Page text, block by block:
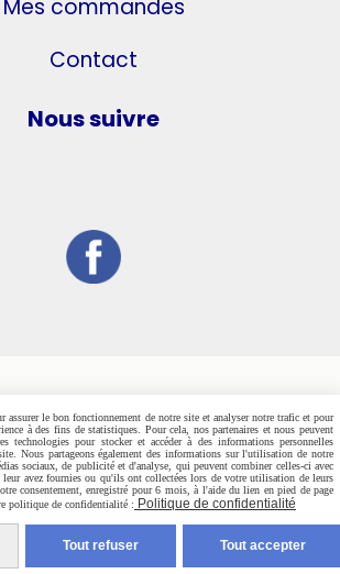
Mes commandes
Contact
Nous suivre
assurer le bon fonctionnement de notre site et analyser notre trafic et pour
à des fins de statistiques. Pour cela, nos partenaires et nous peuvent
technologies pour stocker et accéder à des informations personnelles
Nous partageons également des informations sur l'utilisation de notre
sociaux, de publicité et d'analyse, qui peuvent combiner celles-ci avec
avez fournies ou qu'ils ont collectées lors de votre utilisation de leurs
consentement, enregistré pour 6 mois, à l'aide du lien en pied de page
politique de confidentialité : Politique de confidentialité
Tout refuser Tout accepter